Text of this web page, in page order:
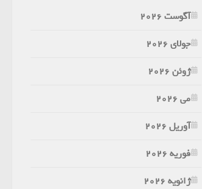
آگوست 2026
جولای 2026
ژوئن 2026
می 2026
آوریل 2026
فوریه 2026
ژانویه 2026